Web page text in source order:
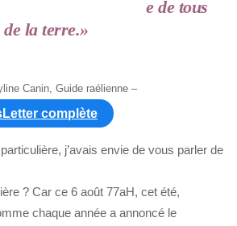
e de tous
la terre.»
Canin, Guide raélienne –
complète
j’avais envie de vous parler de
? Car ce 6 août 77aH, cet été,
chaque année a annoncé le